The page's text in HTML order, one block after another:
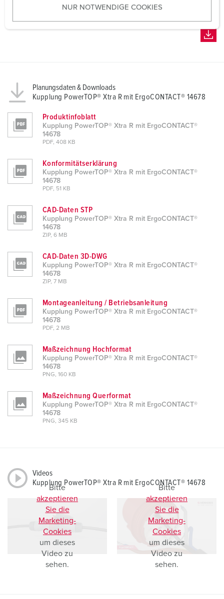
w
NUR NOTWENDIGE COOKIES
Planungsdaten & Downloads
Kupplung PowerTOP® Xtra R mit ErgoCONTACT® 14678
Produktinfoblatt
Kupplung PowerTOP® Xtra R mit ErgoCONTACT®
14678
PDF, 408 KB
Konformitätserklärung
Kupplung PowerTOP® Xtra R mit ErgoCONTACT®
14678
PDF, 51 KB
CAD-Daten STP
Kupplung PowerTOP® Xtra R mit ErgoCONTACT®
14678
ZIP, 6 MB
CAD-Daten 3D-DWG
Kupplung PowerTOP® Xtra R mit ErgoCONTACT®
14678
ZIP, 7 MB
Montageanleitung / Betriebsanleitung
Kupplung PowerTOP® Xtra R mit ErgoCONTACT®
14678
PDF, 2 MB
Maßzeichnung Hochformat
Kupplung PowerTOP® Xtra R mit ErgoCONTACT®
14678
PNG, 160 KB
Maßzeichnung Querformat
Kupplung PowerTOP® Xtra R mit ErgoCONTACT®
14678
PNG, 345 KB
Videos
Kupplung PowerTOP® Xtra R mit ErgoCONTACT® 14678
Bitte
akzeptieren
Sie die
Marketing-
Cookies
um dieses
Video zu
sehen.
Bitte
akzeptieren
Sie die
Marketing-
Cookies
um dieses
Video zu
sehen.